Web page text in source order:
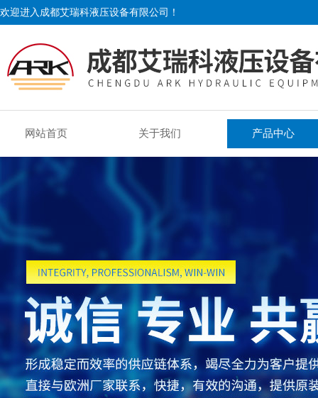
欢迎进入成都艾瑞科液压设备有限公司！
网站首页 关于我们 产品中心